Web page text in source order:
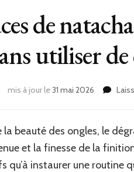
de
utiliser
mis à jour le31 mai 2026
la beauté des ongles, le
et la finesse de la
qu’à instaurer une routine